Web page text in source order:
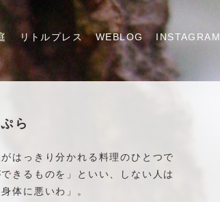
リトルプレス WEBLOG INSTAGRAM
ぷら
はっきり分かれる料理のひとつで
きるものを」といい、しない人は
体に悪いわ」。